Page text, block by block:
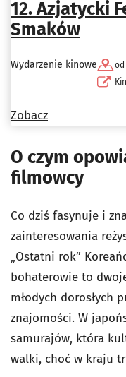
12. Azjatycki
Smaków
Wydarzenie kinowe
od
Zobacz
O czym
filmowcy
Co dziś fasynuje i
zainteresowania
„Ostatni rok”
bohaterowie to
młodych dorosłych
znajomości. W
samurajów, która
walki, choć w kraju